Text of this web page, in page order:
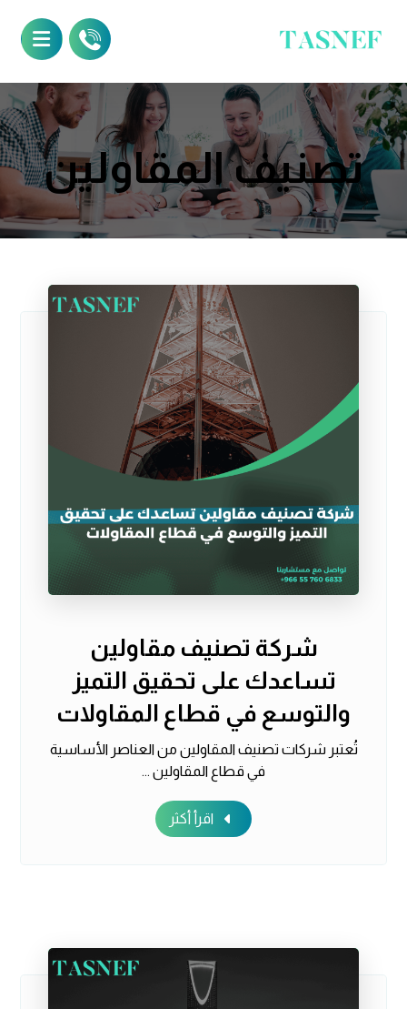
تصنيف المقاولين
شركة تصنيف مقاولين
تساعدك على تحقيق التميز
والتوسع في قطاع المقاولات
تُعتبر شركات تصنيف المقاولين من العناصر الأساسية
في قطاع المقاولين ...
اقرأ أكثر